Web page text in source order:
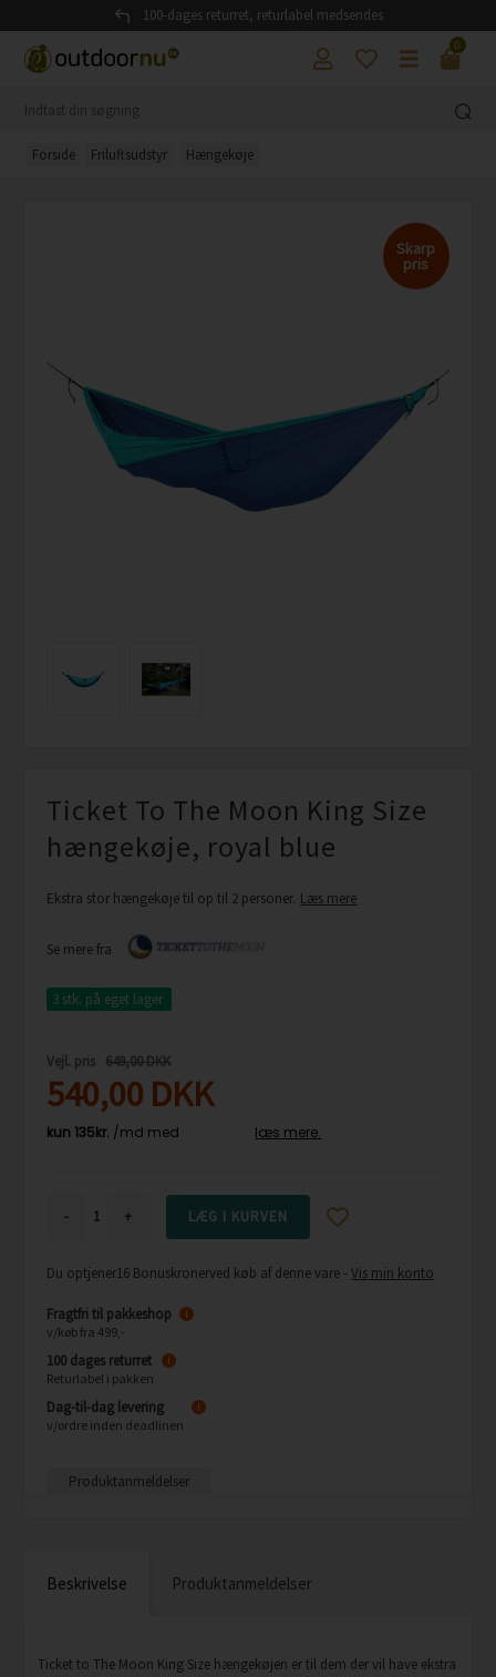
100-dages returret, returlabel medsendes
0
Forside Friluftsudstyr Hængekøje
Skarp
pris
Ticket To The Moon King Size
hængekøje, royal blue
Ekstra stor hængekøje til op til 2 personer. Læs mere
Se mere fra
3 stk. på eget lager
Vejl. pris 649,00 DKK
540,00 DKK
- +
Du optjener16 Bonuskronerved køb af denne vare -Vis min konto
Fragtfri til pakkeshop
v/køb fra 499,-
i
100 dages returret
Returlabel i pakken
i
Dag-til-dag levering
v/ordre inden deadlinen
i
Produktanmeldelser
Beskrivelse Produktanmeldelser
Ticket to The Moon King Size hængekøjen er til dem der vil have ekstra